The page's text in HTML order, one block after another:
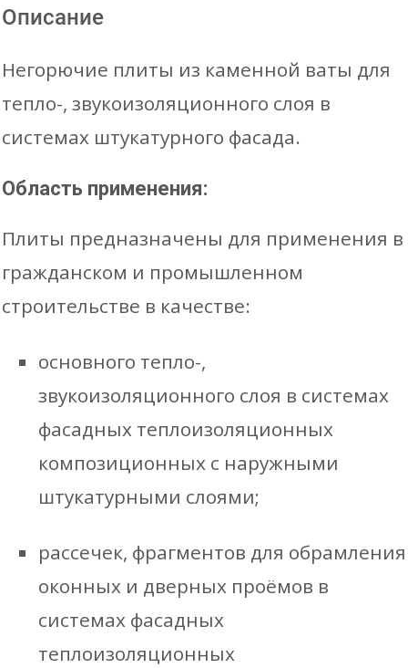
Описание
Негорючие плиты из каменной ваты для
тепло-, звукоизоляционного слоя в
системах штукатурного фасада.
Область применения:
Плиты предназначены для применения в
гражданском и промышленном
строительстве в качестве:
основного тепло-,
звукоизоляционного слоя в системах
фасадных теплоизоляционных
композиционных с наружными
штукатурными слоями;
рассечек, фрагментов для обрамления
оконных и дверных проёмов в
системах фасадных
теплоизоляционных